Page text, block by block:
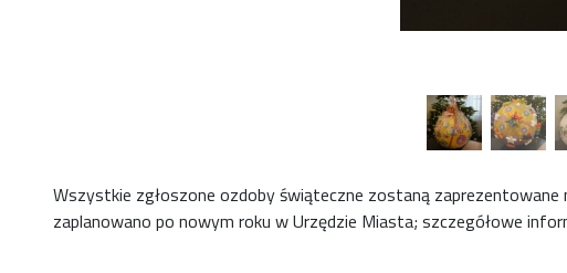
Wszystkie zgłoszone ozdoby świąteczne zostaną zaprezentowane
zaplanowano po nowym roku w Urzędzie Miasta; szczegółowe